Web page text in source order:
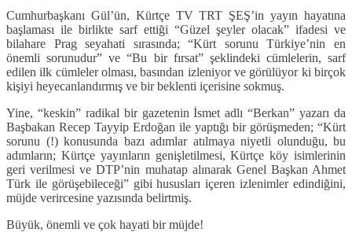
Cumhurbaşkanı Gül’ün, Kürtçe TV TRT ŞEŞ’in yayın hayatına
başlaması ile birlikte sarf ettiği “Güzel şeyler olacak” ifadesi ve
bilahare Prag seyahati sırasında; “Kürt sorunu Türkiye’nin en
önemli sorunudur” ve “Bu bir fırsat” şeklindeki cümlelerin, sarf
edilen ilk cümleler olması, basından izleniyor ve görülüyor ki birçok
kişiyi heyecanlandırmış ve bir beklenti içerisine sokmuş.
Yine, “keskin” radikal bir gazetenin İsmet adlı “Berkan” yazarı da
Başbakan Recep Tayyip Erdoğan ile yaptığı bir görüşmeden; “Kürt
sorunu (!) konusunda bazı adımlar atılmaya niyetli olunduğu, bu
adımların; Kürtçe yayınların genişletilmesi, Kürtçe köy isimlerinin
geri verilmesi ve DTP’nin muhatap alınarak Genel Başkan Ahmet
Türk ile görüşebileceği” gibi hususları içeren izlenimler edindiğini,
müjde verircesine yazısında belirtmiş.
Büyük, önemli ve çok hayati bir müjde!